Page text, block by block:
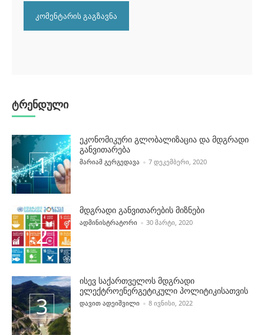
ტრენდული
ეკონომიკური გლობალიზაცია და მდგრადი
განვითარება
POSTED BY
ᲛᲐᲠᲘᲐᲛ ᲒᲔᲠᲒᲔᲓᲐᲕᲐ 7 ᲓᲔᲙᲔᲛᲑᲔᲠᲘ, 2020
მდგრადი განვითარების მიზნები
POSTED BY
ᲐᲓᲛᲘᲜᲘᲡᲢᲠᲐᲢᲝᲠᲘ 30 ᲛᲐᲠᲢᲘ, 2020
ისევ საქართველოს მდგრადი
ელექტროენერგეტიკული პოლიტიკისათვის
POSTED BY
ᲓᲐᲕᲘᲗ ᲐᲓᲔᲘᲨᲕᲘᲚᲘ 8 ᲘᲕᲜᲘᲡᲘ, 2022